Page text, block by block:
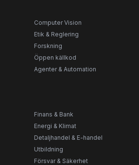
Computer Vision
Etik & Reglering
Forskning
Öppen källkod
Agenter & Automation
Finans & Bank
Energi & Klimat
Detaljhandel & E-handel
Utbildning
Försvar & Säkerhet